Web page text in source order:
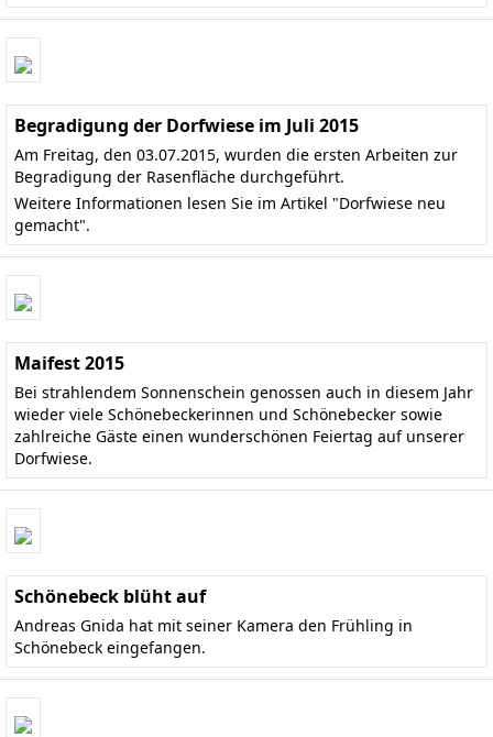
Begradigung der Dorfwiese im Juli 2015
Am Freitag, den 03.07.2015, wurden die ersten Arbeiten zur
Begradigung der Rasenfläche durchgeführt.
Weitere Informationen lesen Sie im Artikel "Dorfwiese neu
gemacht".
Maifest 2015
Bei strahlendem Sonnenschein genossen auch in diesem Jahr
wieder viele Schönebeckerinnen und Schönebecker sowie
zahlreiche Gäste einen wunderschönen Feiertag auf unserer
Dorfwiese.
Schönebeck blüht auf
Andreas Gnida hat mit seiner Kamera den Frühling in
Schönebeck eingefangen.